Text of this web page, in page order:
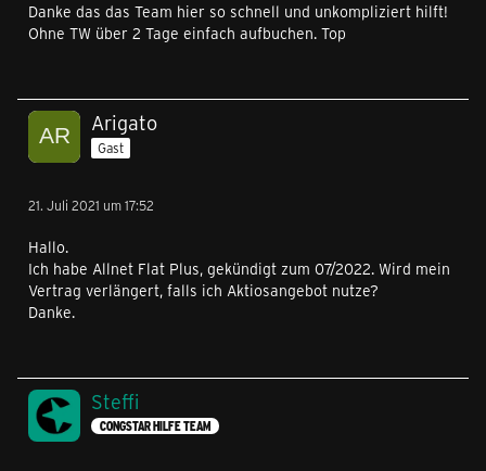
Danke das das Team hier so schnell und unkompliziert hilft!
Ohne TW über 2 Tage einfach aufbuchen. Top
Arigato
Gast
21. Juli 2021 um 17:52
Hallo.
Ich habe Allnet Flat Plus, gekündigt zum 07/2022. Wird mein
Vertrag verlängert, falls ich Aktiosangebot nutze?
Danke.
Steffi
CONGSTAR HILFE TEAM